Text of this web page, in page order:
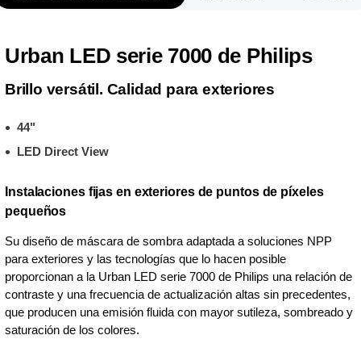
Urban LED serie 7000 de Philips
Brillo versátil. Calidad para exteriores
44"
LED Direct View
Instalaciones fijas en exteriores de puntos de píxeles
pequeños
Su diseño de máscara de sombra adaptada a soluciones NPP
para exteriores y las tecnologías que lo hacen posible
proporcionan a la Urban LED serie 7000 de Philips una relación de
contraste y una frecuencia de actualización altas sin precedentes,
que producen una emisión fluida con mayor sutileza, sombreado y
saturación de los colores.